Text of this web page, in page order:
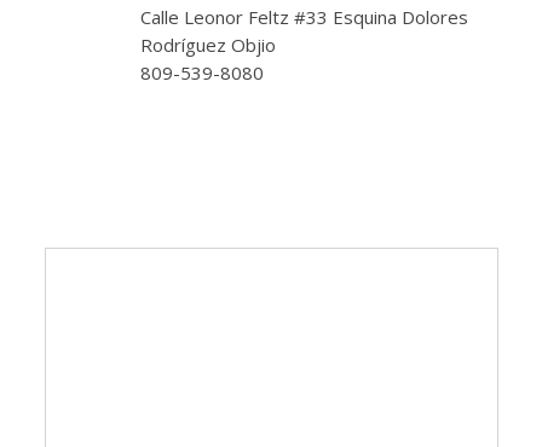
Calle Leonor Feltz #33 Esquina Dolores
Rodríguez Objio
809-539-8080